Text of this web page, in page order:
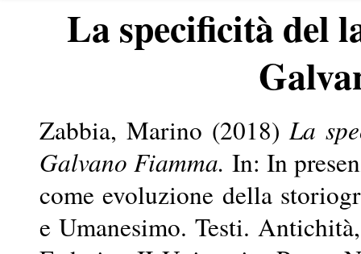
La specificità del
Zabbia, Marino (2018)La
Galvano Fiamma. In: In
come evoluzione della
e Umanesimo. Testi.